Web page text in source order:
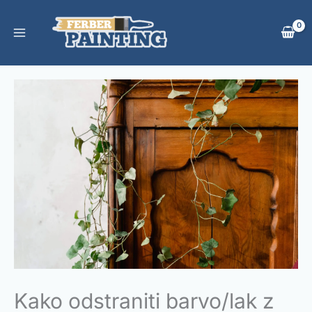
content
Kako odstraniti barvo/lak z